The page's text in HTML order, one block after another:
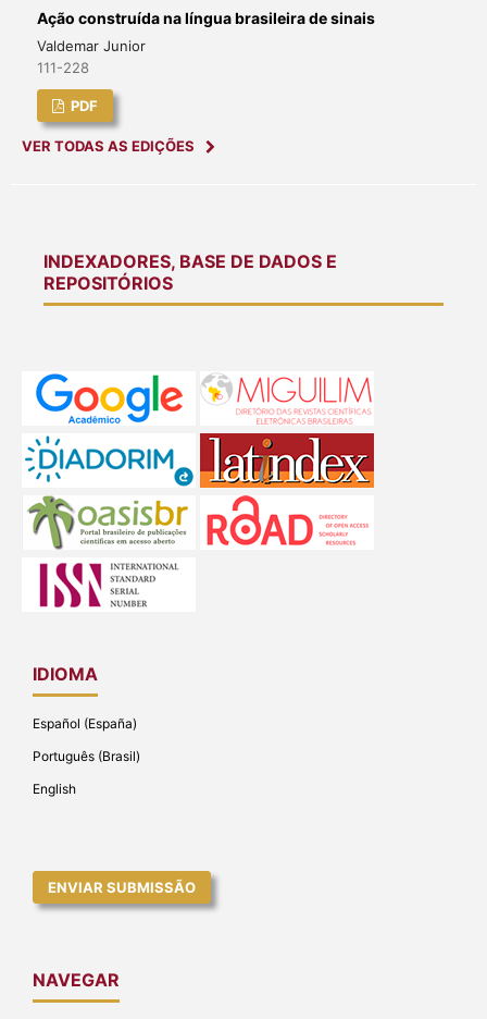
Ação construída na língua brasileira de sinais
Valdemar Junior
111-228
PDF
VER TODAS AS EDIÇÕES
INDEXADORES, BASE DE DADOS E
REPOSITÓRIOS
IDIOMA
Español (España)
Português (Brasil)
English
ENVIAR SUBMISSÃO
NAVEGAR